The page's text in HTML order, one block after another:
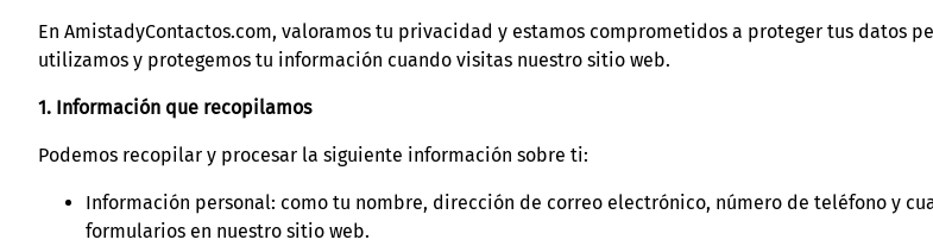
En AmistadyContactos.com, valoramos tu privacidad y estamos comprometidos a proteger tus datos
utilizamos y protegemos tu información cuando visitas nuestro sitio web.
1. Información que recopilamos
Podemos recopilar y procesar la siguiente información sobre ti:
Información personal: como tu nombre, dirección de correo electrónico, número de teléfono y
formularios en nuestro sitio web.